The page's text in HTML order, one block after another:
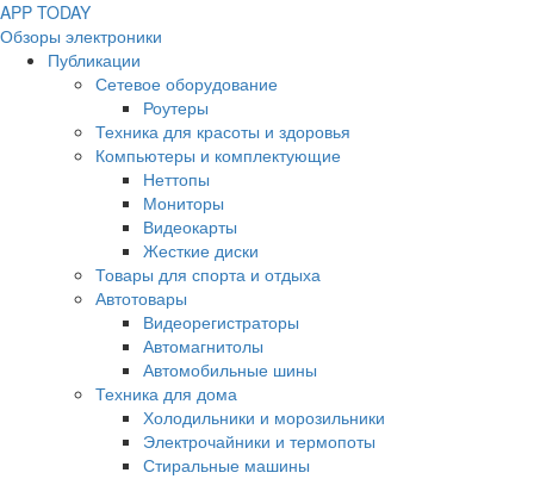
APP TODAY
Обзоры электроники
Публикации
Сетевое оборудование
Роутеры
Техника для красоты и здоровья
Компьютеры и комплектующие
Неттопы
Мониторы
Видеокарты
Жесткие диски
Товары для спорта и отдыха
Автотовары
Видеорегистраторы
Автомагнитолы
Автомобильные шины
Техника для дома
Холодильники и морозильники
Электрочайники и термопоты
Стиральные машины